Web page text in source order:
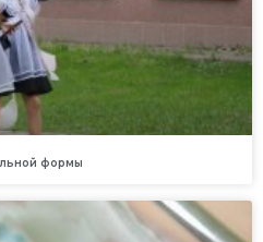
формы